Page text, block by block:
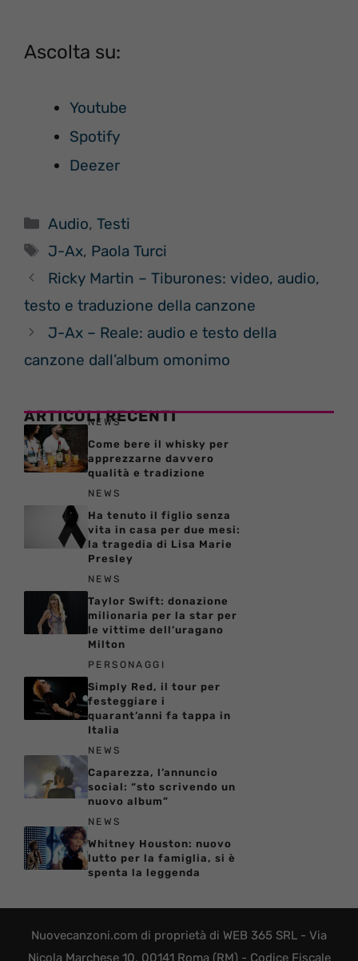
Ascolta su:
Youtube
Spotify
Deezer
Categorie
Audio,Testi
Tag
J-Ax, Paola Turci
Ricky Martin – Tiburones: video, audio,
testo e traduzione della canzone
J-Ax – Reale: audio e testo della
canzone dall’album omonimo
ARTICOLI RECENTI
NEWS
Come bere il whisky per
apprezzarne davvero
qualità e tradizione
NEWS
Ha tenuto il figlio senza
vita in casa per due mesi:
la tragedia di Lisa Marie
Presley
NEWS
Taylor Swift: donazione
milionaria per la star per
le vittime dell’uragano
Milton
PERSONAGGI
Simply Red, il tour per
festeggiare i
quarant’anni fa tappa in
Italia
NEWS
Caparezza, l’annuncio
social: “sto scrivendo un
nuovo album”
NEWS
Whitney Houston: nuovo
lutto per la famiglia, si è
spenta la leggenda
Nuovecanzoni.com di proprietà di WEB 365 SRL - Via
Nicola Marchese 10, 00141 Roma (RM) - Codice Fiscale